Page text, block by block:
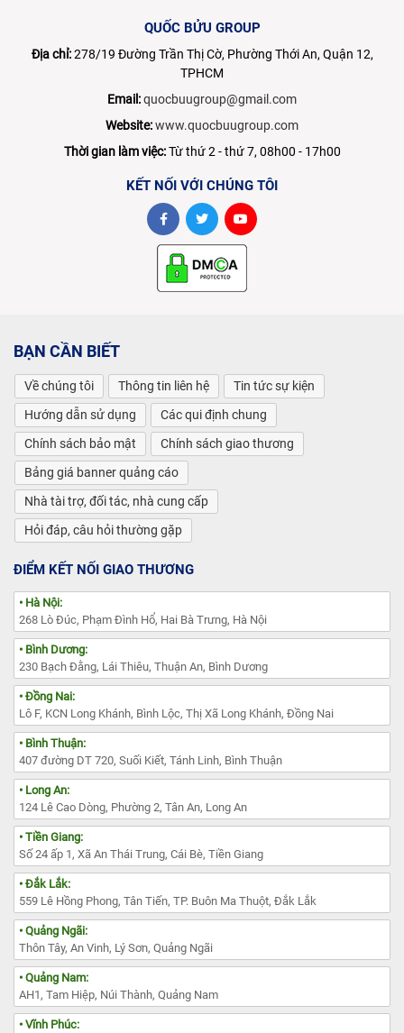
QUỐC BỬU GROUP
Địa chỉ:278/19 Đường Trần Thị Cờ, Phường Thới An, Quận 12,
TPHCM
Email:quocbuugroup@gmail.com
Website:www.quocbuugroup.com
Thời gian làm việc:Từ thứ 2 - thứ 7, 08h00 - 17h00
KẾT NỐI VỚI CHÚNG TÔI
BẠN CẦN BIẾT
Về chúng tôi Thông tin liên hệ
Tin tức sự kiện
Hướng dẫn sử dụng
Các qui định chung
Chính sách bảo mật
Chính sách giao thương
Bảng giá banner quảng cáo
Nhà tài trợ, đối tác, nhà cung cấp
Hỏi đáp, câu hỏi thường gặp
ĐIỂM KẾT NỐI GIAO THƯƠNG
• Hà Nội:
268 Lò Đúc, Phạm Đình Hổ, Hai Bà Trưng, Hà Nội
• Bình Dương:
230 Bạch Đằng, Lái Thiêu, Thuận An, Bình Dương
• Đồng Nai:
Lô F, KCN Long Khánh, Bình Lộc, Thị Xã Long Khánh, Đồng Nai
• Bình Thuận:
407 đường DT 720, Suối Kiết, Tánh Linh, Bình Thuận
• Long An:
124 Lê Cao Dòng, Phường 2, Tân An, Long An
• Tiền Giang:
Số 24 ấp 1, Xã An Thái Trung, Cái Bè, Tiền Giang
• Đắk Lắk:
559 Lê Hồng Phong, Tân Tiến, TP. Buôn Ma Thuột, Đắk Lắk
• Quảng Ngãi:
Thôn Tây, An Vinh, Lý Sơn, Quảng Ngãi
• Quảng Nam:
AH1, Tam Hiệp, Núi Thành, Quảng Nam
• Vĩnh Phúc: